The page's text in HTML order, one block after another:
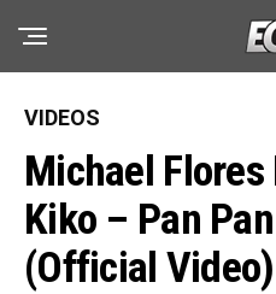
VIDEOS
Michael Flores
Kiko – Pan
(Official Video)